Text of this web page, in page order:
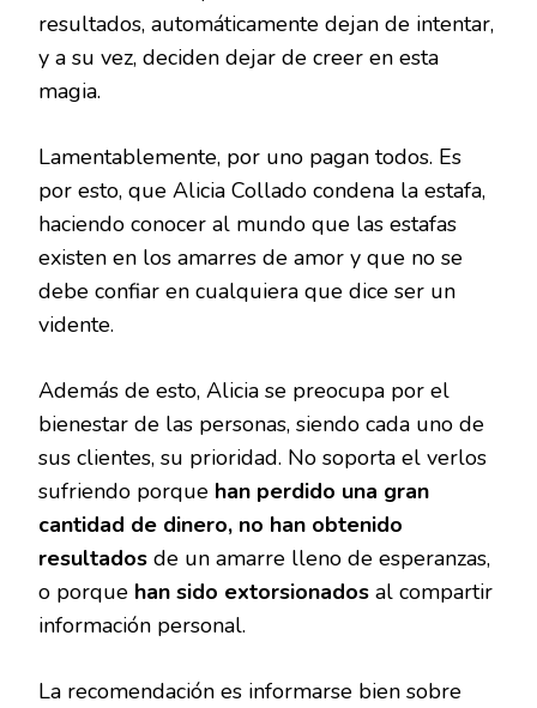
resultados, automáticamente dejan de intentar,
y a su vez, deciden dejar de creer en esta
magia.
Lamentablemente, por uno pagan todos. Es
por esto, que Alicia Collado condena la estafa,
haciendo conocer al mundo que las estafas
existen en los amarres de amor y que no se
debe confiar en cualquiera que dice ser un
vidente.
Además de esto, Alicia se preocupa por el
bienestar de las personas, siendo cada uno de
sus clientes, su prioridad. No soporta el verlos
sufriendo porque han perdido una gran
cantidad de dinero, no han obtenido
resultados de un amarre lleno de esperanzas,
o porque han sido extorsionados al compartir
información personal.
La recomendación es informarse bien sobre